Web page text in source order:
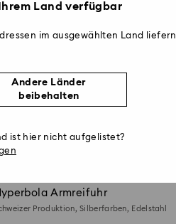
Armreifuhr
Produktion, Silberfarben, Edelstahl
Land verfügbar
im ausgewählten Land liefern
Andere Länder
beibehalten
ist hier nicht aufgelistet?